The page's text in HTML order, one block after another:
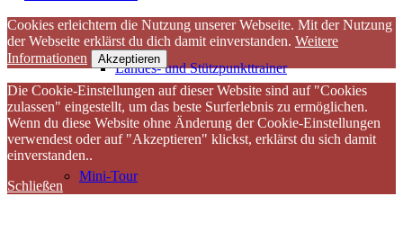
Landes- und Stützpunkttrainer
Mini-Tour
Cookies erleichtern die Nutzung unserer Webseite. Mit der Nutzung
der Webseite erklärst du dich damit einverstanden. Weitere
Informationen
Akzeptieren
Die Cookie-Einstellungen auf dieser Website sind auf "Cookies
zulassen" eingestellt, um das beste Surferlebnis zu ermöglichen.
Wenn du diese Website ohne Änderung der Cookie-Einstellungen
verwendest oder auf "Akzeptieren" klickst, erklärst du sich damit
einverstanden..
Schließen